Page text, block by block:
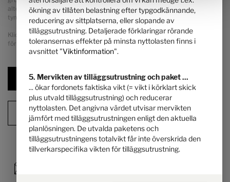
alternativa chassits egenvikt samt framför allt vikten hos eventuellt
tyngre motorvarianter (t.ex. 180 HK).
Klicka på rubriken ”Viktinformation” för att se utförliga anvisningar och
förklaringar av viktfrågorna och konfiguration av fordonet.
Nästa steg
Konfigurationsöversikt
ökning av tillåten belastning efter typgodkännande,
reducering av sittplatserna, eller slopande av
tilläggsutrustning. Detaljerade förklaringar rörande
toleransernas effekter på minsta nyttolasten finns i
avsnittet "Viktinformation".
5. Mervikten av tilläggsutrustning och paket ...
... ökar fordonets faktiska vikt (= vikt i körklart skick
plus utvald tilläggsutrustning) och reducerar
nyttolasten. Det angivna värdet utvisar mervikten
jämfört med tilläggsutrustningen enligt den aktuella
planlösningen. De utvalda paketens och
tilläggsutrustningens totalvikt får inte överskrida den
tillverkarspecifika vikten för tilläggsutrustning.